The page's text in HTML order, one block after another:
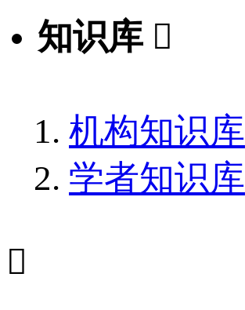
知识库 
机构知识库
学者知识库
